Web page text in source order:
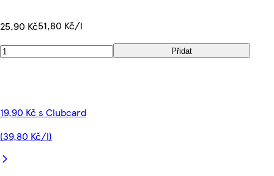
25,90 Kč51,80 Kč/l
Přidat
19,90 Kč s Clubcard
(39,80 Kč/l)